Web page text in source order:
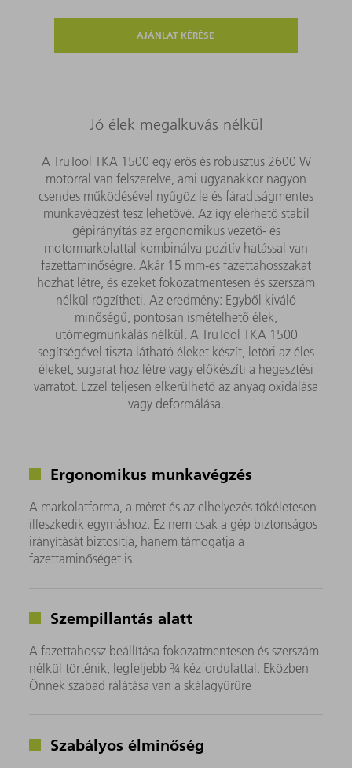
AJÁNLAT KÉRÉSE
Jó élek megalkuvás nélkül
A TruTool TKA 1500 egy erős és robusztus 2600 W
motorral van felszerelve, ami ugyanakkor nagyon
csendes működésével nyűgöz le és fáradtságmentes
munkavégzést tesz lehetővé. Az így elérhető stabil
gépirányítás az ergonomikus vezető- és
motormarkolattal kombinálva pozitív hatással van
fazettaminőségre. Akár 15 mm-es fazettahosszakat
hozhat létre, és ezeket fokozatmentesen és szerszám
nélkül rögzítheti. Az eredmény: Egyből kiváló
minőségű, pontosan ismételhető élek,
utómegmunkálás nélkül. A TruTool TKA 1500
segítségével tiszta látható éleket készít, letöri az éles
éleket, sugarat hoz létre vagy előkészíti a hegesztési
varratot. Ezzel teljesen elkerülhető az anyag oxidálása
vagy deformálása.
Ergonomikus munkavégzés
A markolatforma, a méret és az elhelyezés tökéletesen
illeszkedik egymáshoz. Ez nem csak a gép biztonságos
irányítását biztosítja, hanem támogatja a
fazettaminőséget is.
Szempillantás alatt
A fazettahossz beállítása fokozatmentesen és szerszám
nélkül történik, legfeljebb ¾ kézfordulattal. Eközben
Önnek szabad rálátása van a skálagyűrűre
Szabályos élminőség